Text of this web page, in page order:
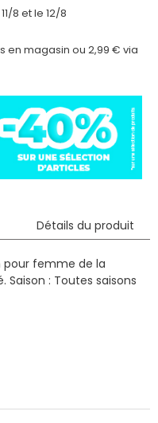
8 et le 12/8
en magasin ou 2,99 € via
Détails du produit
pour femme de la
Saison : Toutes saisons